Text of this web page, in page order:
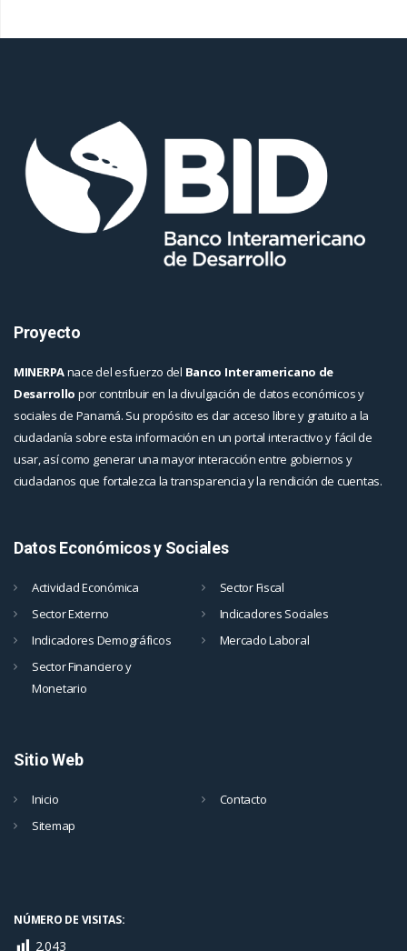
Proyecto
MINERPAnace del esfuerzo del Banco Interamericano de
Desarrollo por contribuir en la divulgación de datos económicos y
sociales de Panamá. Su propósito es dar acceso libre y gratuito a la
ciudadanía sobre esta información en un portal interactivo y fácil de
usar, así como generar una mayor interacción entre gobiernos y
ciudadanos que fortalezca la transparencia y la rendición de cuentas.
Datos Económicos y Sociales
Actividad Económica
Sector Fiscal
Sector Externo
Indicadores Sociales
Indicadores Demográficos
Mercado Laboral
Sector Financiero y
Monetario
Sitio Web
Inicio
Contacto
Sitemap
NÚMERO DE VISITAS:
2.043